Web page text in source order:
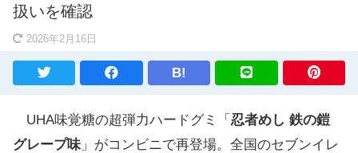
扱いを確認
2026年2月16日
B!
UHA味覚糖の超弾力ハードグミ「 忍者めし 鉄の鎧
グレープ味」がコンビニで再登場。全国のセブンイレ